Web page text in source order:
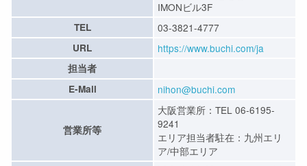
IMONビル3F
TEL 03-3821-4777
URL https://www.buchi.com/ja
担当者
E-Mail
nihon@buchi.com
営業所等
大阪営業所：TEL 06-6195-
9241
エリア担当者駐在：九州エリ
ア/中部エリア